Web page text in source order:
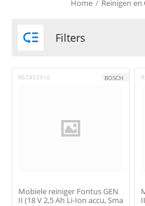
Home / Reinigen
 Filters
R57453910 BOSCH
Mobiele reiniger Fontus GEN
II (18 V 2,5 Ah Li-Ion accu, Sma